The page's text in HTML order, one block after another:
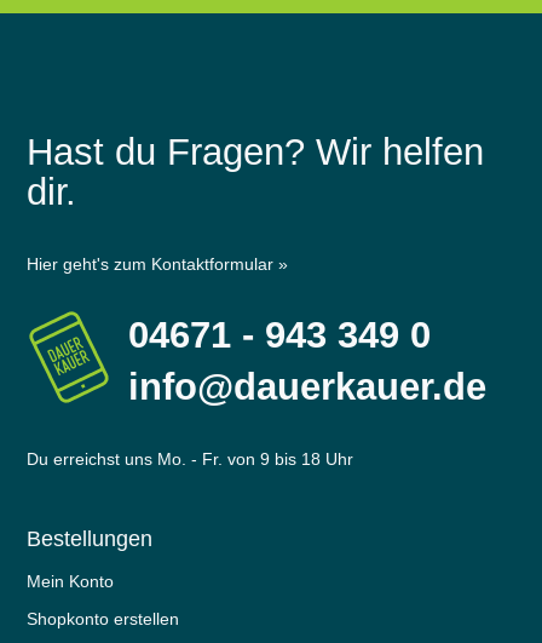
Hast du Fragen? Wir helfen
dir.
Hier geht's zum Kontaktformular »
04671 - 943 349 0
info@dauerkauer.de
Du erreichst uns Mo. - Fr. von 9 bis 18 Uhr
Bestellungen
Mein Konto
Shopkonto erstellen